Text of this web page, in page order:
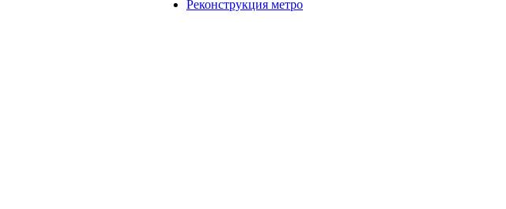
Реконструкция метро